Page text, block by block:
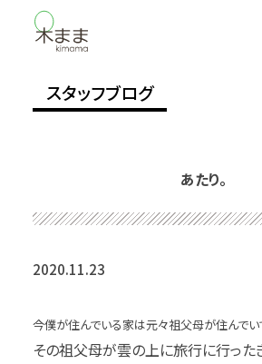
スタッフブログ
あたり。
2020.11.23
今僕が住んでいる家は元々祖父母が住んでい
その祖父母が雲の上に旅行に行った